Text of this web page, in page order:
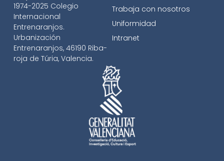
1974-2025 Colegio
Internacional
Entrenaranjos.
Urbanización
Entrenaranjos, 46190 Riba-
roja de Túria, Valencia.
Trabaja con nosotros
Uniformidad
Intranet